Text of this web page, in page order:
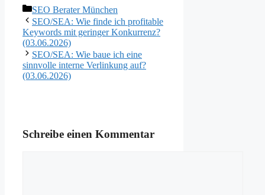
Kategorien
SEO Berater München
SEO/SEA: Wie finde ich profitable
Keywords mit geringer Konkurrenz?
(03.06.2026)
SEO/SEA: Wie baue ich eine
sinnvolle interne Verlinkung auf?
(03.06.2026)
Schreibe einen Kommentar